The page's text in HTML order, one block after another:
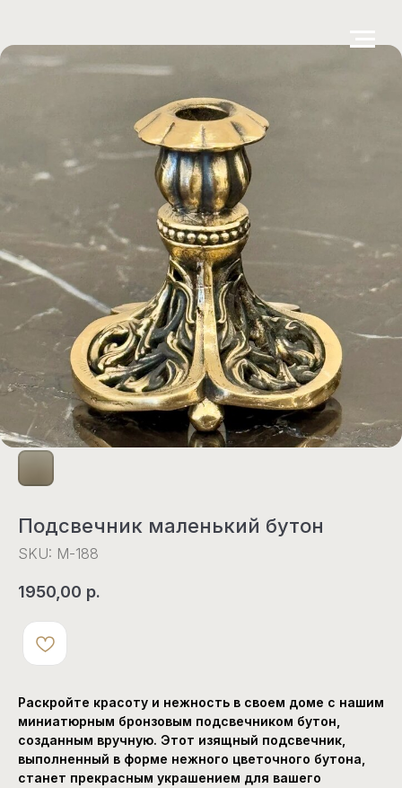
Подсвечник маленький бутон
SKU: М-188
1950,00 р.
Раскройте красоту и нежность в своем доме с нашим
миниатюрным бронзовым подсвечником бутон,
созданным вручную. Этот изящный подсвечник,
выполненный в форме нежного цветочного бутона,
станет прекрасным украшением для вашего